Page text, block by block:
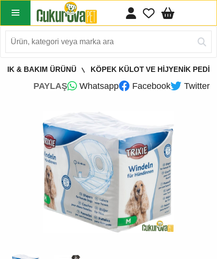
& BAKIM ÜRÜNÜ KÖPEK KÜLOT VE HİJYENİK PEDİ
PAYLAŞ Whatsapp Facebook Twitter